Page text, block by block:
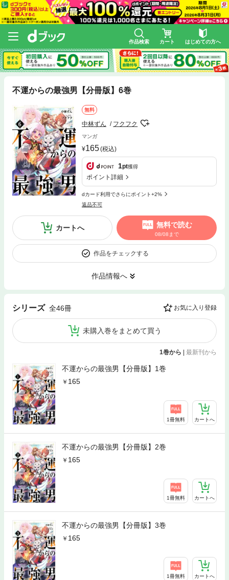
作品検索 カート はじめての方へ
不運からの最強男【分冊版】6巻
無料
中林ずん フクフク
マンガ
165(税込)
1pt獲得
ポイント詳細
dカード利用でさらにポイント+2%
返品不可
カートへ 無料で読む
08/08まで
作品をチェックする
作品情報へ
シリーズ 全46冊 お気に入り登録
未購入巻をまとめて買う
1巻から 最新刊から
不運からの最強男【分冊版】1巻
165
1冊無料 カートへ
不運からの最強男【分冊版】2巻
165
1冊無料 カートへ
不運からの最強男【分冊版】3巻
165
1冊無料 カートへ